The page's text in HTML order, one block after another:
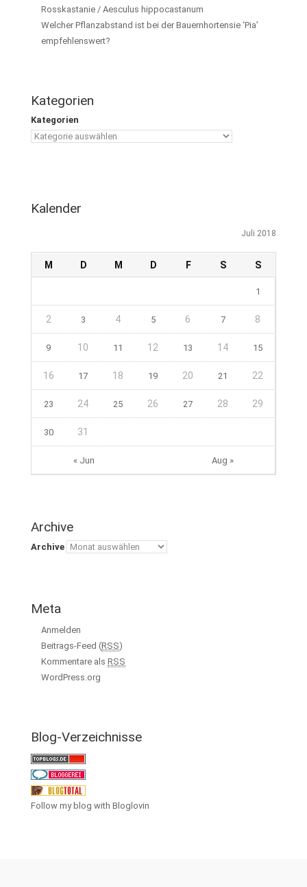
Rosskastanie / Aesculus hippocastanum
Welcher Pflanzabstand ist bei der Bauernhortensie ‘Pia’
empfehlenswert?
Kategorien
Kategorien
Kalender
Juli 2018
M D M D F S S
« Jun Aug »
1
2 3 4 5 6 7 8
9 10 11 12 13 14 15
16 17 18 19 20 21 22
23 24 25 26 27 28 29
30 31
Archive
Archive
Meta
Anmelden
Beitrags-Feed (RSS)
Kommentare als RSS
WordPress.org
Blog-Verzeichnisse
Follow my blog with Bloglovin